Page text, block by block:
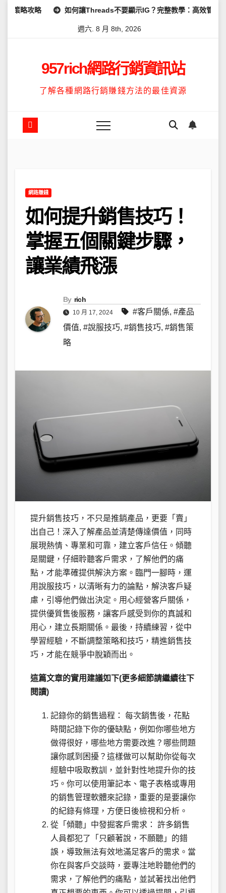
Skip如何讓Threads不要顯示IG？完整教學：高效管理你的線上隱私與
週六. 8 月 8th, 2026
957rich網路行銷資訊站
了解各種網路行銷賺錢方法的最佳資源
網路賺錢
如何提升銷售技巧！
掌握五個關鍵步驟，
讓業績飛漲
By rich
10 月 17, 2024 #客戶關係, #產品
價值, #說服技巧, #銷售技巧, #銷售策
略
提升銷售技巧，不只是推銷產品，更要「賣」
出自己！深入了解產品並清楚傳達價值，同時
展現熱情、專業和可靠，建立客戶信任。傾聽
是關鍵，仔細聆聽客戶需求，了解他們的痛
點，才能準確提供解決方案。臨門一腳時，運
用說服技巧，以清晰有力的論點，解決客戶疑
慮，引導他們做出決定。用心經營客戶關係，
提供優質售後服務，讓客戶感受到你的真誠和
用心，建立長期關係。最後，持續練習，從中
學習經驗，不斷調整策略和技巧，精進銷售技
巧，才能在競爭中脫穎而出。
這篇文章的實用建議如下(更多細節請繼續往下
閱讀)
記錄你的銷售過程： 每次銷售後，花點
時間記錄下你的優缺點，例如你哪些地方
做得很好，哪些地方需要改進？哪些問題
讓你感到困擾？這樣做可以幫助你從每次
經驗中吸取教訓，並針對性地提升你的技
巧。你可以使用筆記本、電子表格或專用
的銷售管理軟體來記錄，重要的是要讓你
的紀錄有條理，方便日後檢視和分析。
從「傾聽」中發掘客戶需求： 許多銷售
人員都犯了「只顧著說，不願聽」的錯
誤，導致無法有效地滿足客戶的需求。當
你在與客戶交談時，要專注地聆聽他們的
需求，了解他們的痛點，並試著找出他們